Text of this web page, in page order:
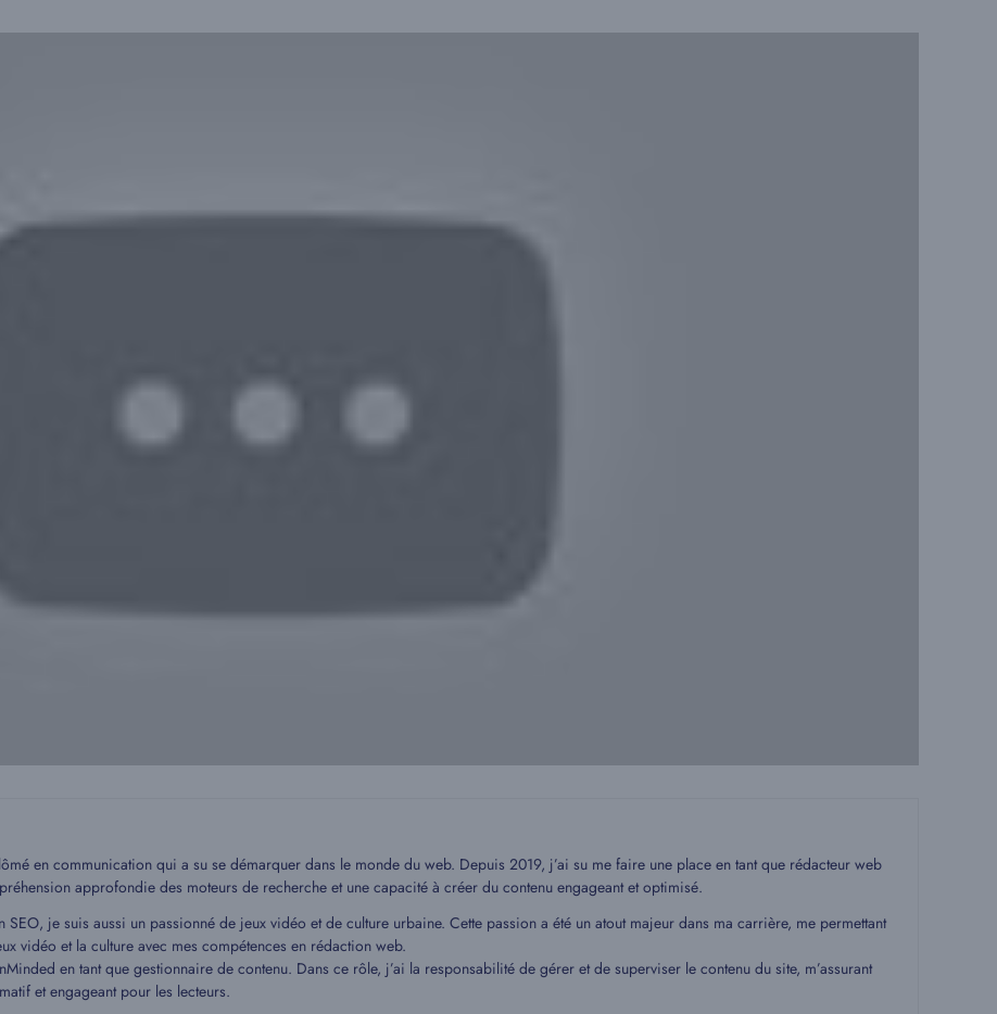
en communication qui a su se démarquer dans le monde du web. Depuis 2019, j’ai su me faire une place en tant que rédacteur web
approfondie des moteurs de recherche et une capacité à créer du contenu engageant et optimisé.
SEO, je suis aussi un passionné de jeux vidéo et de culture urbaine. Cette passion a été un atout majeur dans ma carrière, me permettant
vidéo et la culture avec mes compétences en rédaction web.
en tant que gestionnaire de contenu. Dans ce rôle, j’ai la responsabilité de gérer et de superviser le contenu du site, m’assurant
et engageant pour les lecteurs.